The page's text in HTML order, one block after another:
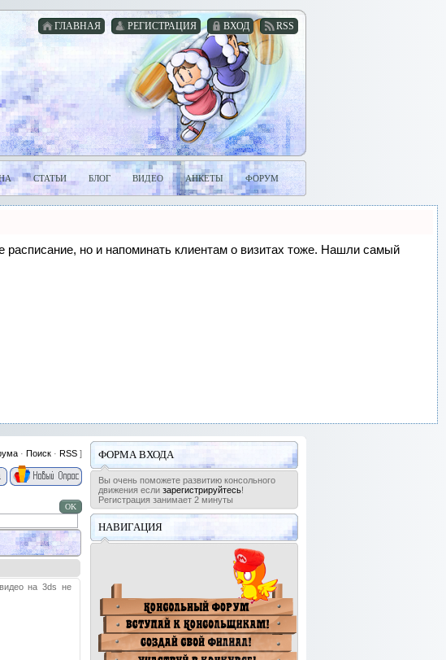
RSS
ВХОД
РЕГИСТРАЦИЯ
ГЛАВНАЯ
СТАТЬИ БЛОГ ВИДЕО АНКЕТЫ ФОРУМ
расписание, но и напоминать клиентам о визитах тоже. Нашли самый
· Поиск · RSS ]
на 3ds не
ФОРМА ВХОДА
Вы очень поможете развитию консольного
движения если зарегистрируйтесь!
Регистрация занимает 2 минуты
НАВИГАЦИЯ